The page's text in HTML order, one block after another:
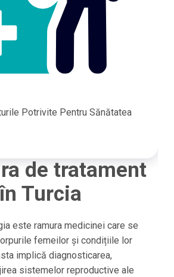
Potrivite Pentru Sănătatea
de tratament
Turcia
este ramura medicinei care se
femeilor și condițiile lor
implică diagnosticarea,
sistemelor reproductive ale